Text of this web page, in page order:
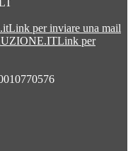
Link per inviare una mail
Link per